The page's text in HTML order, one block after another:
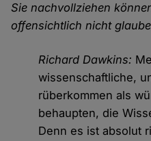
Sie nachvollziehen
offensichtlich nicht
Richard Dawkins:
wissenschaftliche,
rüberkommen als
behaupten, die
Denn es ist absolut